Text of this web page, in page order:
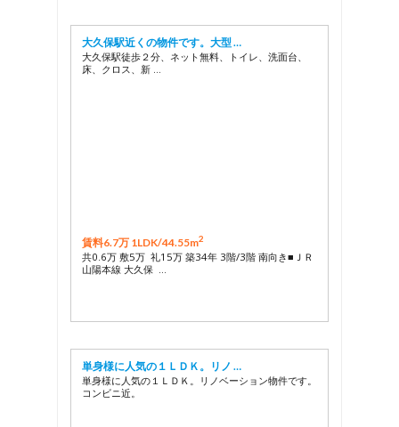
大久保駅近くの物件です。大型 …
大久保駅徒歩２分、ネット無料、トイレ、洗面台、
床、クロス、新 …
賃料6.7万 1LDK/44.55m2
共0.6万 敷5万 礼15万 築34年 3階/3階 南向き■ＪＲ
山陽本線 大久保 …
単身様に人気の１ＬＤＫ。リノ …
単身様に人気の１ＬＤＫ。リノベーション物件です。
コンビニ近。